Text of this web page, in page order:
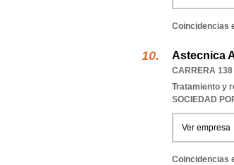
Coincidencias
Astecnica
CARRERA 138
Tratamiento y
SOCIEDAD
Ver empresa
Coincidencias